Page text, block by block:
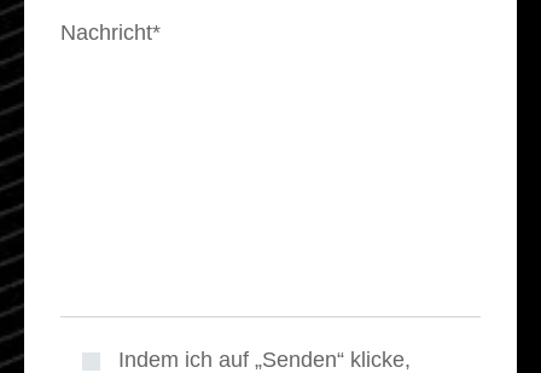
Nachricht*
Indem ich auf „Senden“ klicke,